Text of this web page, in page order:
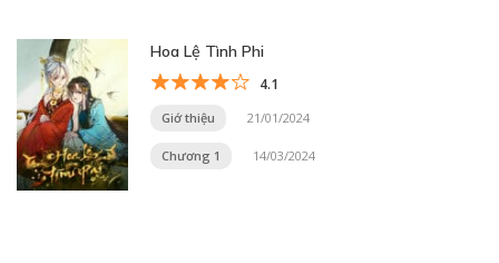
Hoa Lệ Tình Phi
4.1
Giớ thiệu 21/01/2024
Chương 1 14/03/2024